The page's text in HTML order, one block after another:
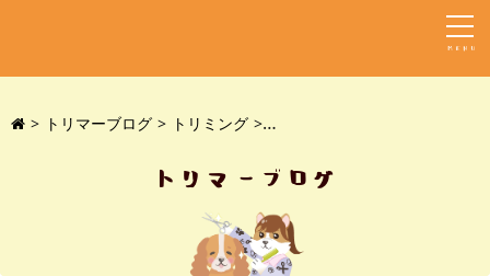
MENU
トリマーブログ トリミング 今日も多頭飼いの子達が！
トリマーブログ